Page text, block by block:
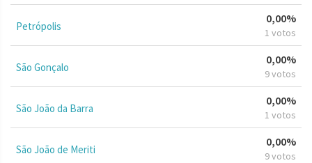
Petrópolis
0,00%
1 votos
São Gonçalo
0,00%
9 votos
São João da Barra
0,00%
1 votos
São João de Meriti
0,00%
9 votos